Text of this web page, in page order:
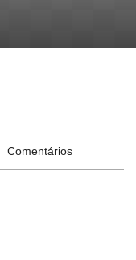
Comentários